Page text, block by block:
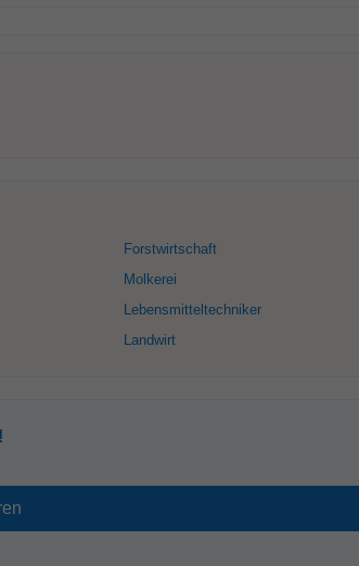
Forstwirtschaft
Molkerei
Lebensmitteltechniker
Landwirt